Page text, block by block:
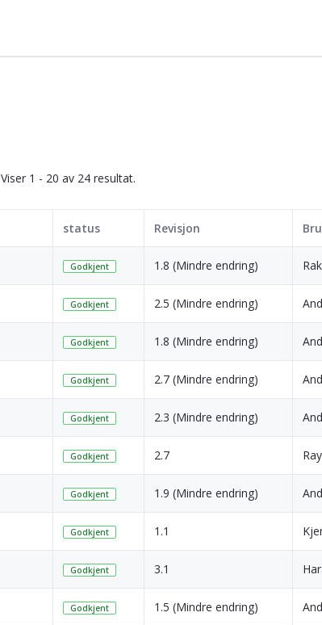
Viser 1 - 20 av 24 resultat.
status Revisjon
Godkjent 1.8 (Mindre endring)
Godkjent 2.5 (Mindre endring)
Godkjent 1.8 (Mindre endring)
Godkjent 2.7 (Mindre endring)
Godkjent 2.3 (Mindre endring)
Godkjent 2.7
Godkjent 1.9 (Mindre endring)
Godkjent 1.1
Godkjent 3.1
Godkjent 1.5 (Mindre endring)